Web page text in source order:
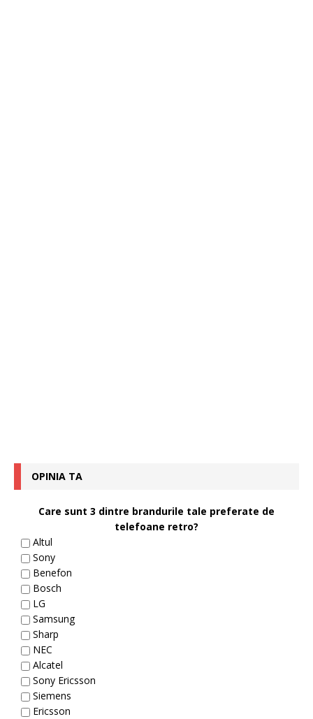
OPINIA TA
Care sunt 3 dintre brandurile tale preferate de
telefoane retro?
Altul
Sony
Benefon
Bosch
LG
Samsung
Sharp
NEC
Alcatel
Sony Ericsson
Siemens
Ericsson